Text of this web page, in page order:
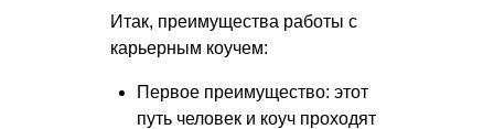
Итак, преимущества работы с
карьерным коучем:
Первое преимущество: этот
путь человек и коуч проходят